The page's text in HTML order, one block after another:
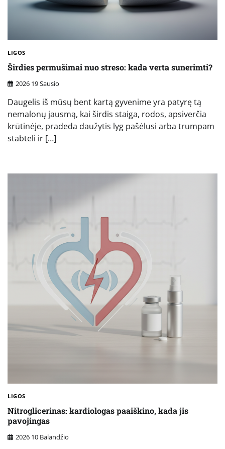
LIGOS
Širdies permušimai nuo streso: kada verta sunerimti?
2026 19 Sausio
Daugelis iš mūsų bent kartą gyvenime yra patyrę tą
nemalonų jausmą, kai širdis staiga, rodos, apsiverčia
krūtinėje, pradeda daužytis lyg pašėlusi arba trumpam
stabteli ir […]
LIGOS
Nitroglicerinas: kardiologas paaiškino, kada jis
pavojingas
2026 10 Balandžio